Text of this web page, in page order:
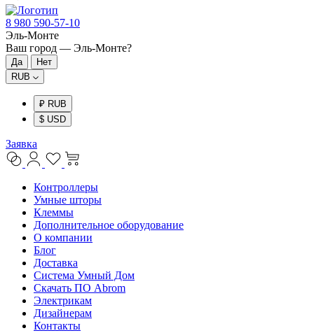
8 980 590-57-10
Эль-Монте
Ваш город — Эль-Монте?
RUB
₽ RUB
$ USD
Заявка
Контроллеры
Умные шторы
Клеммы
Дополнительное оборудование
О компании
Блог
Доставка
Система Умный Дом
Скачать ПО Abrom
Электрикам
Дизайнерам
Контакты